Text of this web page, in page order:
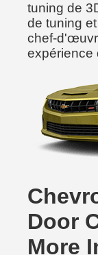
tuning de
de tuning
chef-
expérience
Door
More